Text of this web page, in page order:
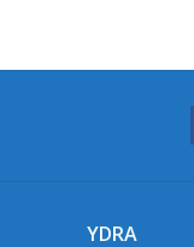
YDRA